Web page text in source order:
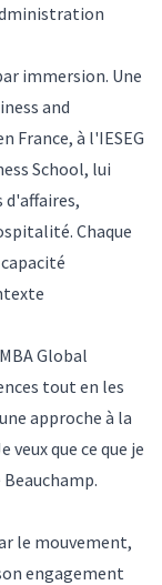
immersion. Une
and
France, à l'IESEG
School, lui
Chaque
Global
tout en les
approche à la
que ce que je
le mouvement,
engagement